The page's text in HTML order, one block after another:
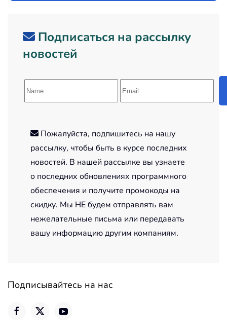
Подписаться на рассылку
новостей
Пожалуйста, подпишитесь на нашу
рассылку, чтобы быть в курсе последних
новостей. В нашей рассылке вы узнаете
о последних обновлениях программного
обеспечения и получите промокоды на
скидку. Мы НЕ будем отправлять вам
нежелательные письма или передавать
вашу информацию другим компаниям.
Подписывайтесь на нас